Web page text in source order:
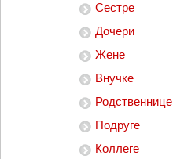
Сестре
Дочери
Жене
Внучке
Родственнице
Подруге
Коллеге